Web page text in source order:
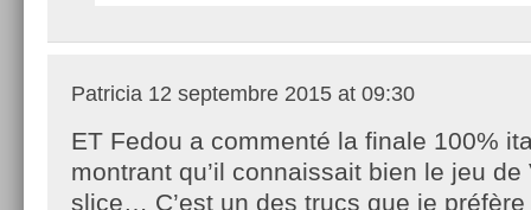
Patricia 12 septembre 2015 at 09:30
ET Fedou a commenté la finale 100%
montrant qu’il connaissait bien le jeu de
slice… C’est un des trucs que je préfère